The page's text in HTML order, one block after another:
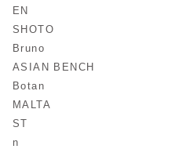
EN
SHOTO
Bruno
ASIAN BENCH
Botan
MALTA
ST
n